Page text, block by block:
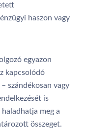
haszon vagy
egyazon
kapcsolódó
szándékosan vagy
is
meg a
összeget.